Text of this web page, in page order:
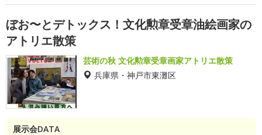
ぼお〜とデトックス！文化勲章受章油絵画家の
アトリエ散策
芸術の秋 文化勲章受章画家アトリエ散策
兵庫県・神戸市東灘区
展示会DATA